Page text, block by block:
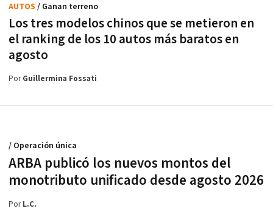
Los tres modelos chinos que se metieron en
el ranking de los 10 autos más baratos en
agosto
AUTOS / Ganan terreno
PorGuillermina Fossati
ARBA publicó los nuevos montos del
monotributo unificado desde agosto 2026
/ Operación única
PorL.C.